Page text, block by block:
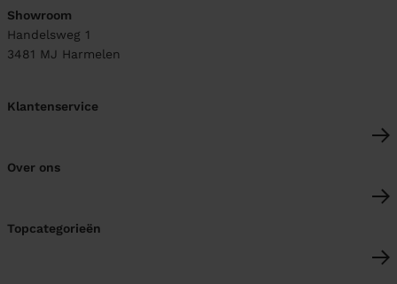
Showroom
Handelsweg 1
3481 MJ Harmelen
Klantenservice
Over ons
Topcategorieën